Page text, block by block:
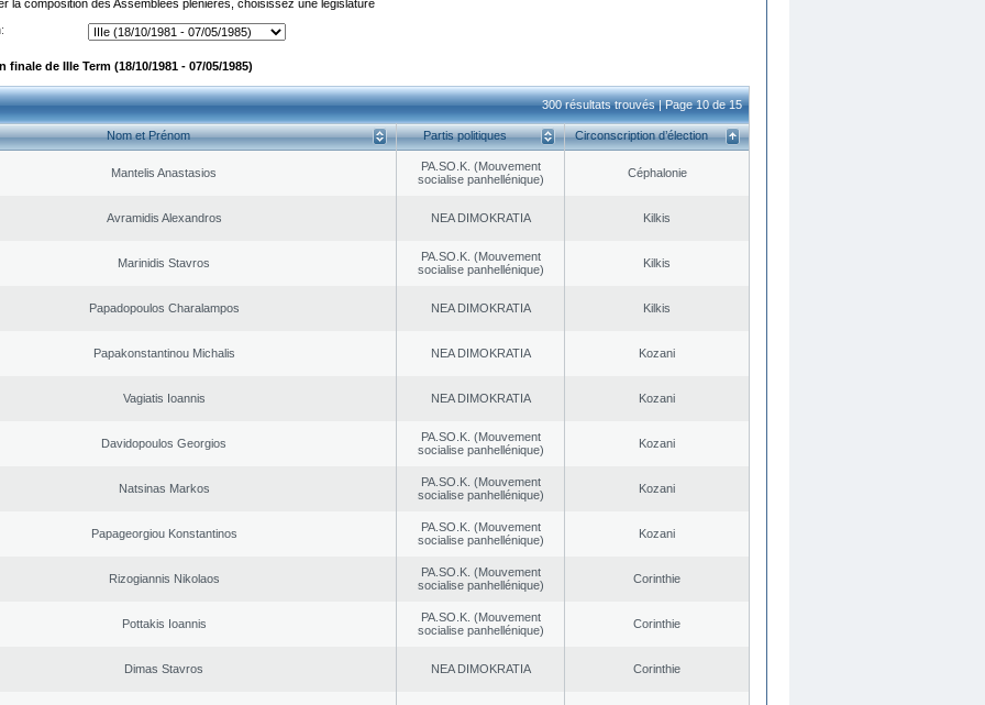
la composition des Assemblées plénières, choisissez une législature
finale de IIIe Term (18/10/1981 - 07/05/1985)
300 résultats trouvés | Page 10 de 15
Nom et Prénom Partis politiques Circonscription d’élection
Mantelis Anastasios
PA.SO.K. (Mouvement
socialise panhellénique)
Céphalonie
Avramidis Alexandros NEA DΙMOKRATIA Kilkis
Marinidis Stavros
PA.SO.K. (Mouvement
socialise panhellénique)
Kilkis
Papadopoulos Charalampos NEA DΙMOKRATIA Kilkis
Papakonstantinou Michalis NEA DΙMOKRATIA Kozani
Vagiatis Ioannis NEA DΙMOKRATIA Kozani
Davidopoulos Georgios
PA.SO.K. (Mouvement
socialise panhellénique)
Kozani
Natsinas Markos
PA.SO.K. (Mouvement
socialise panhellénique)
Kozani
Papageorgiou Konstantinos
PA.SO.K. (Mouvement
socialise panhellénique)
Kozani
Rizogiannis Nikolaos
PA.SO.K. (Mouvement
socialise panhellénique)
Corinthie
Pottakis Ioannis
PA.SO.K. (Mouvement
socialise panhellénique)
Corinthie
Dimas Stavros NEA DΙMOKRATIA Corinthie